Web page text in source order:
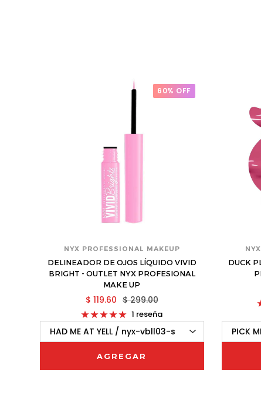
60% OFF
NYX PROFESSIONAL MAKEUP
DELINEADOR DE OJOS LÍQUIDO VIVID
BRIGHT - OUTLET NYX PROFESIONAL
MAKE UP
$ 119.60 $ 299.00
1 reseña
AGREGAR
DUCK